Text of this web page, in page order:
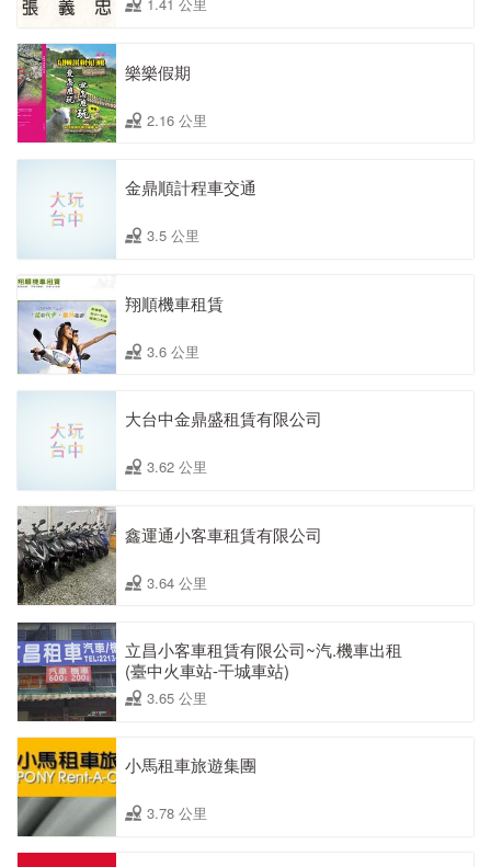
1.41 公里
樂樂假期
2.16 公里
金鼎順計程車交通
3.5 公里
翔順機車租賃
3.6 公里
大台中金鼎盛租賃有限公司
3.62 公里
鑫運通小客車租賃有限公司
3.64 公里
立昌小客車租賃有限公司~汽.機車出租
(臺中火車站-干城車站)
3.65 公里
小馬租車旅遊集團
3.78 公里